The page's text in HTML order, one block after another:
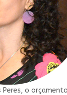
Peres, o